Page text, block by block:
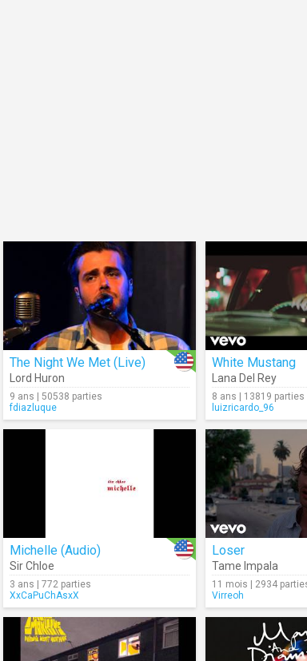
The Night We Met (Live)
Lord Huron
9 ans | 50538 parties
fdiazluque
White Mustang
Lana Del Rey
8 ans | 13819 parties
luizricardo_96
Michelle (Audio)
Sir Chloe
3 ans | 772 parties
XxCaPuChAsxX
Loser
Tame Impala
11 mois | 2934
Virreoh